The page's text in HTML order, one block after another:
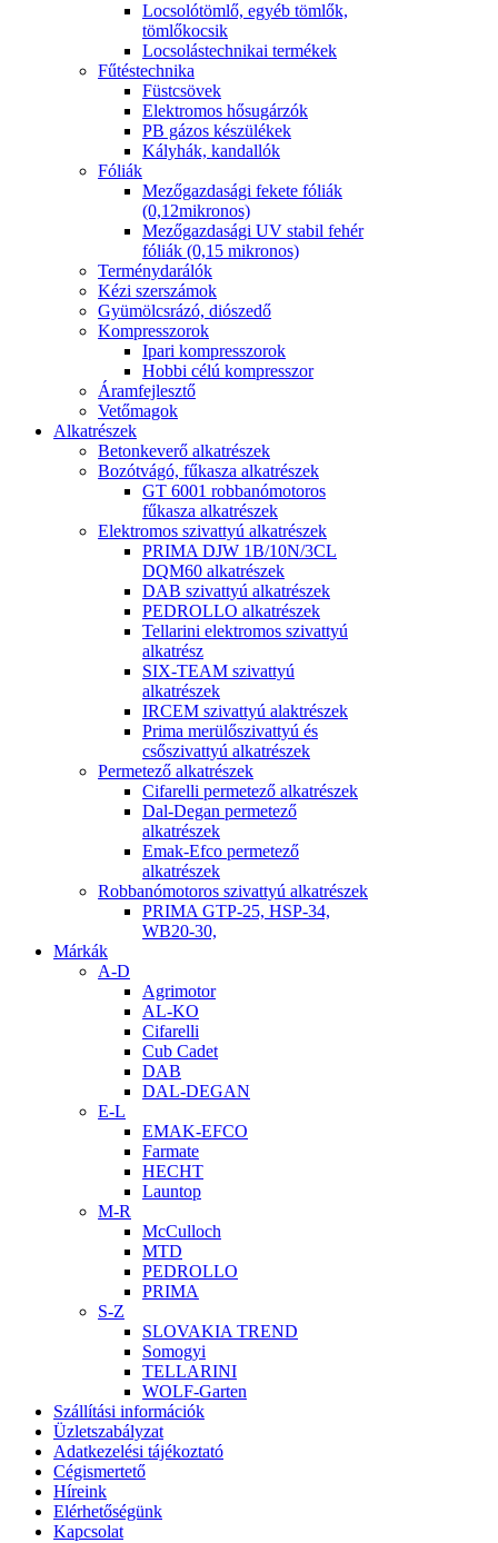
Locsolótömlő, egyéb tömlők,
tömlőkocsik
Locsolástechnikai termékek
Fűtéstechnika
Füstcsövek
Elektromos hősugárzók
PB gázos készülékek
Kályhák, kandallók
Fóliák
Mezőgazdasági fekete fóliák
(0,12mikronos)
Mezőgazdasági UV stabil fehér
fóliák (0,15 mikronos)
Terménydarálók
Kézi szerszámok
Gyümölcsrázó, diószedő
Kompresszorok
Ipari kompresszorok
Hobbi célú kompresszor
Áramfejlesztő
Vetőmagok
Alkatrészek
Betonkeverő alkatrészek
Bozótvágó, fűkasza alkatrészek
GT 6001 robbanómotoros
fűkasza alkatrészek
Elektromos szivattyú alkatrészek
PRIMA DJW 1B/10N/3CL
DQM60 alkatrészek
DAB szivattyú alkatrészek
PEDROLLO alkatrészek
Tellarini elektromos szivattyú
alkatrész
SIX-TEAM szivattyú
alkatrészek
IRCEM szivattyú alaktrészek
Prima merülőszivattyú és
csőszivattyú alkatrészek
Permetező alkatrészek
Cifarelli permetező alkatrészek
Dal-Degan permetező
alkatrészek
Emak-Efco permetező
alkatrészek
Robbanómotoros szivattyú alkatrészek
PRIMA GTP-25, HSP-34,
WB20-30,
Márkák
A-D
Agrimotor
AL-KO
Cifarelli
Cub Cadet
DAB
DAL-DEGAN
E-L
EMAK-EFCO
Farmate
HECHT
Launtop
M-R
McCulloch
MTD
PEDROLLO
PRIMA
S-Z
SLOVAKIA TREND
Somogyi
TELLARINI
WOLF-Garten
Szállítási információk
Üzletszabályzat
Adatkezelési tájékoztató
Cégismertető
Híreink
Elérhetőségünk
Kapcsolat